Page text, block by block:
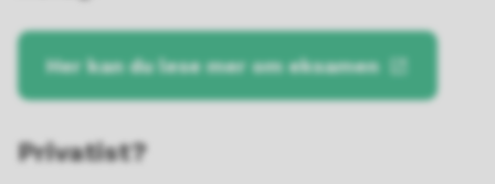
Her kan du lese mer om eksamen
Privatist?